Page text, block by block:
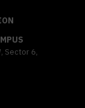
Sector 6,